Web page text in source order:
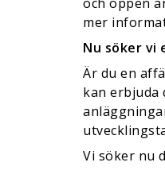
mer
Nu söker vi
Är du en
kan erbjuda
Vi söker nu